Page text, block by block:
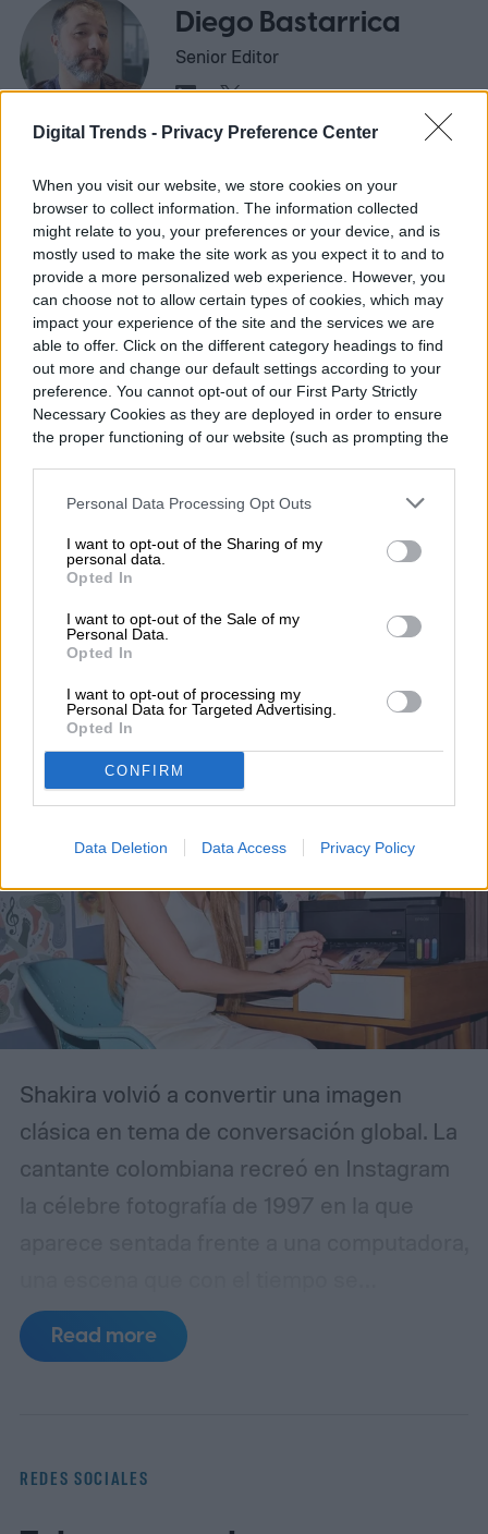
Digital Trends - Privacy Preference Center
When you visit our website, we store cookies on your
browser to collect information. The information collected
might relate to you, your preferences or your device, and is
mostly used to make the site work as you expect it to and to
provide a more personalized web experience. However, you
can choose not to allow certain types of cookies, which may
impact your experience of the site and the services we are
able to offer. Click on the different category headings to find
out more and change our default settings according to your
preference. You cannot opt-out of our First Party Strictly
Necessary Cookies as they are deployed in order to ensure
the proper functioning of our website (such as prompting the
Personal Data Processing Opt Outs
I want to opt-out of the Sharing of my
personal data.
Opted In
I want to opt-out of the Sale of my
Personal Data.
Opted In
I want to opt-out of processing my
Personal Data for Targeted Advertising.
Opted In
CONFIRM
Data Deletion Data Access Privacy Policy
Diego Bastarrica
Senior Editor
Content en Digital Trends en Español,
donde lidera la estrategia editorial, SEO…
Topics
Noticias Homepage
REDES SOCIALES
Shakira revive su meme
más famoso y conecta
nostalgia con cultura
digital
Shakira volvió a convertir una imagen
clásica en tema de conversación global. La
cantante colombiana recreó en Instagram
la célebre fotografía de 1997 en la que
transformó en uno de los memes más
reconocibles de internet. Esta vez, la artista
Read more
REDES SOCIALES